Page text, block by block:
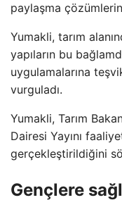
paylaşma
Yumakli, tarım
yapıların bu
uygulamalarına
vurguladı.
Yumakli, Tarım
Dairesi Yayını
gerçekleştirildiğini
Gençlere